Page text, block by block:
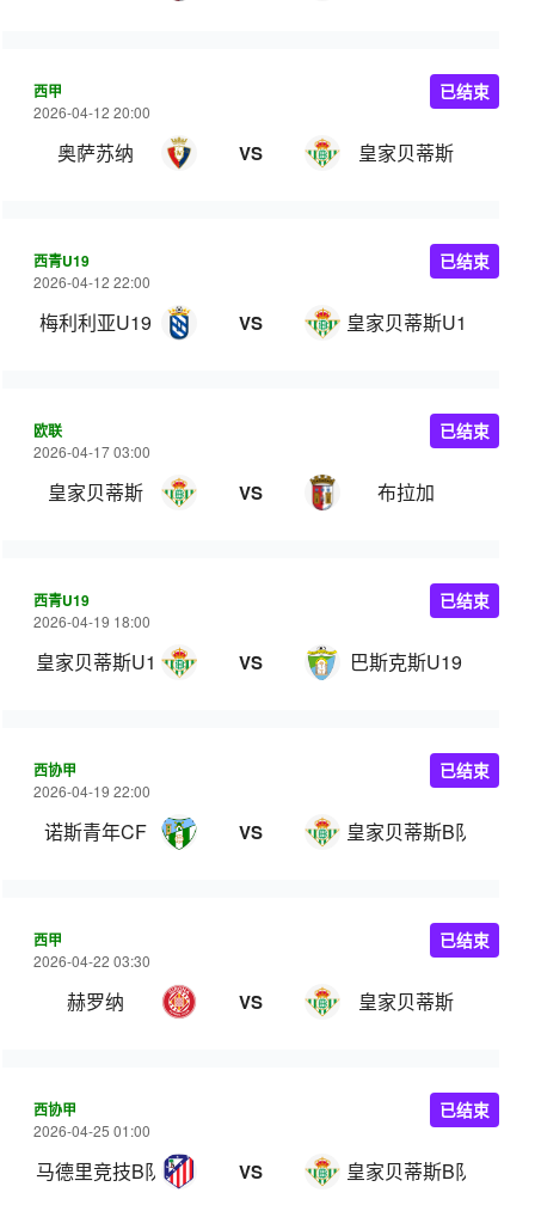
西甲
2026-04-12 20:00
奥萨苏纳 VS 皇家贝蒂斯
已结束
西青U19
2026-04-12 22:00
梅利利亚U19 VS 皇家贝蒂斯U19
已结束
欧联
2026-04-17 03:00
皇家贝蒂斯 VS 布拉加
已结束
西青U19
2026-04-19 18:00
皇家贝蒂斯U19 VS 巴斯克斯U19
已结束
西协甲
2026-04-19 22:00
诺斯青年CF VS 皇家贝蒂斯B队
已结束
西甲
2026-04-22 03:30
赫罗纳 VS 皇家贝蒂斯
已结束
西协甲
2026-04-25 01:00
马德里竞技B队 VS 皇家贝蒂斯B队
已结束